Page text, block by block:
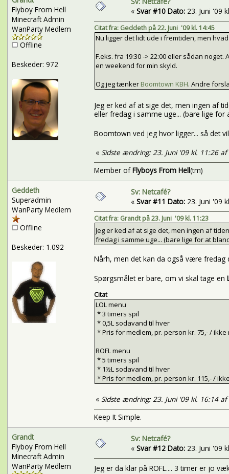
Flyboy From Hell
Minecraft Admin
WanParty Medlem
Offline
Beskeder: 972
« Svar #10 Dato:23. Juni '09
Citat fra: Geddeth på 22. Juni '09 kl. 14:45
Nu ligger det lidt ude i fremtiden, men
F.eks. fra 19:30 -> 22:00 eller sådan
en weekend for min skyld.
Og jeg tænker Boomtown KBH. Andre
Jeg er ked af at sige det, men ingen af
eller fredag i samme uge... (bare lige for
Boomtown ved jeg hvor ligger... så det
« Sidste ændring: 23. Juni '09 kl. 11:26
Member ofFlyboys From Hell(tm)
Geddeth
Superadmin
WanParty Medlem
Offline
Beskeder: 1.092
Sv: Netcafé?
« Svar #11 Dato:23. Juni '09
Citat fra: Grandt på 23. Juni '09 kl. 11:23
Jeg er ked af at sige det, men ingen af
fredag i samme uge... (bare lige for at
Nårh, men det kan da også være fredag
Spørgsmålet er bare, om vi skal tage en
Citat
LOL menu
* 3 timers spil
* 0,5L sodavand til hver
* Pris for medlem, pr. person kr. 75,- / ikke
ROFL menu
* 5 timers spil
* 1½L sodavand til hver
* Pris for medlem, pr. person kr. 115,- /
« Sidste ændring: 23. Juni '09 kl. 16:14
Keep It Simple.
Grandt
Flyboy From Hell
Minecraft Admin
WanParty Medlem
Sv: Netcafé?
« Svar #12 Dato:23. Juni '09
Jeg er da klar på ROFL.... 3 timer er jo